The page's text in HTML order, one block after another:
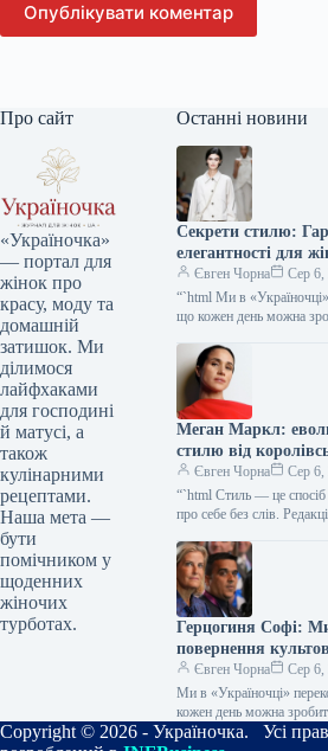
Опублікувати коментар
Про сайт
«Україночка»
— портал для
жінок про
красу, моду та
домашній
затишок. Ми
ділимося
лайфхаками
для господині
й матусі, а
також
кулінарними
рецептами.
Наша мета —
бути
помічником у
щоденних
жіночих
турботах.
Останні новини
Секрети стилю:
елегантності для
топ-стилістки
Євген Чорна
Сер 6,
“`html Ми в «Україночці»
що кожен день можна
трішки натхнення.
розбираємося…
Меган Маркл:
стилю від
до тренду тихої
Євген Чорна
Сер 6,
“`html Стиль — це спосіб
про себе без слів.
останніми тенденціями, і
ми…
Герцогиня Софі:
повернення
90-х у новій грані
гармонії
Євген Чорна
Сер 6,
Ми в «Україночці»
кожен день можна
якщо додати до нього
Copyright © 2026 - Україночка. Усі